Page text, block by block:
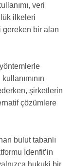
veri
ilkeleri
bir alan
şirketlerin
çözümlere
bulut tabanlı
İdenfit’in
hukuki bir